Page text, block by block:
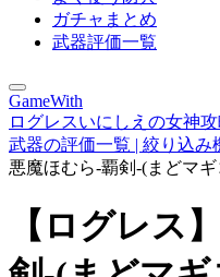
ガチャまとめ
武器評価一覧
GameWith
ログレスいにしえの女神
武器の評価一覧 | 絞り込み
悪魔ほむら-覇剣-(まどマ
【ログレス